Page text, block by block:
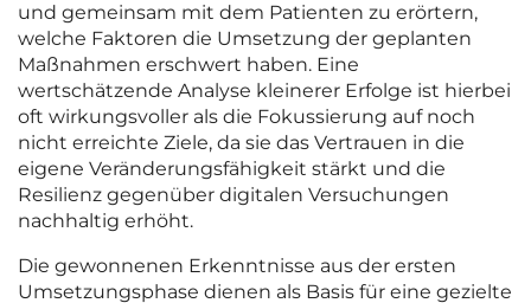
und gemeinsam mit dem Patienten zu erörtern,
welche Faktoren die Umsetzung der geplanten
Maßnahmen erschwert haben. Eine
wertschätzende Analyse kleinerer Erfolge ist hierbei
oft wirkungsvoller als die Fokussierung auf noch
nicht erreichte Ziele, da sie das Vertrauen in die
eigene Veränderungsfähigkeit stärkt und die
Resilienz gegenüber digitalen Versuchungen
nachhaltig erhöht.
Die gewonnenen Erkenntnisse aus der ersten
Umsetzungsphase dienen als Basis für eine gezielte